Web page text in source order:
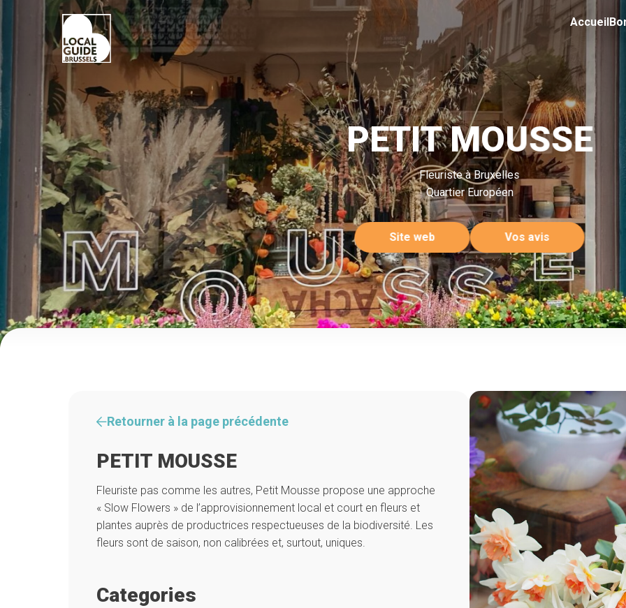
Accueil
PETIT MOUSSE
Fleuriste à Bruxelles
Quartier Européen
Site web Vos avis
Retourner à la page précédente
PETIT MOUSSE
Fleuriste pas comme les autres, Petit Mousse propose une approche
« Slow Flowers » de l’approvisionnement local et court en fleurs et
plantes auprès de productrices respectueuses de la biodiversité. Les
fleurs sont de saison, non calibrées et, surtout, uniques.
Categories